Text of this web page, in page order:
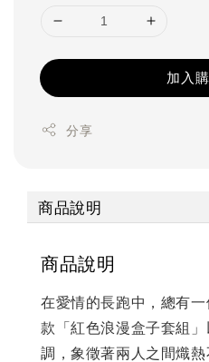
加入
分享
商品說明
商品說明
在愛情的長跑中，總有
款「紅色浪漫盒子套組
調，象徵著兩人之間熾